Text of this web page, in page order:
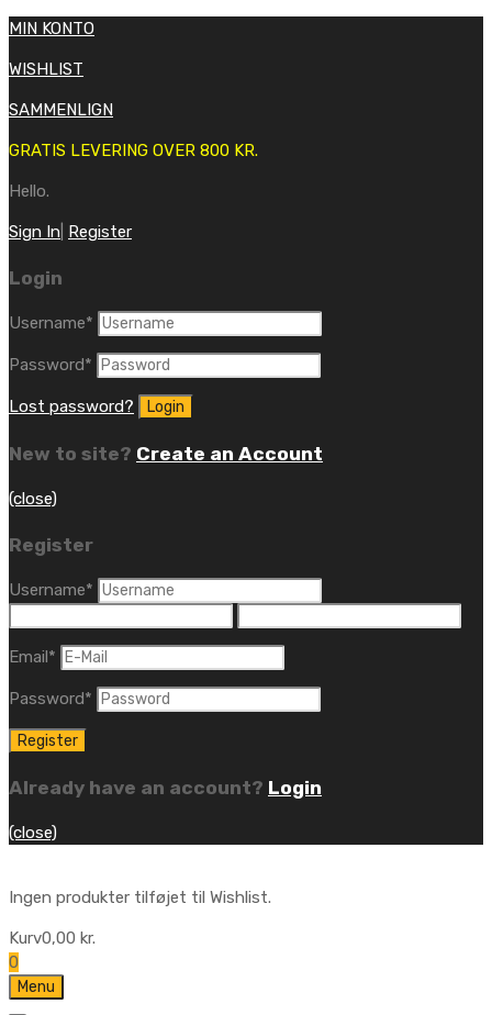
MIN KONTO
WISHLIST
SAMMENLIGN
GRATIS LEVERING OVER 800 KR.
Hello.
Sign In Register
Login
Username*
Password*
Lost password?
New to site? Create an Account
(close)
Register
Username*
Email*
Password*
Already have an account? Login
(close)
Ingen produkter tilføjet til Wishlist.
Kurv0,00 kr.
0
Menu